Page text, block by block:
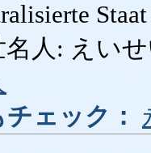
名人: えい
ェック：